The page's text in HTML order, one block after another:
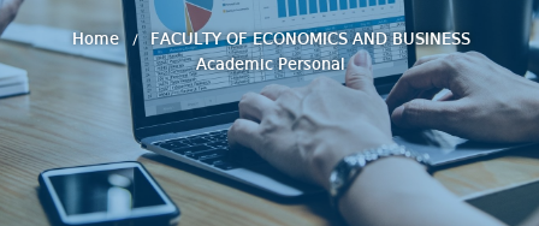
Home
FACULTY OF ECONOMICS AND BUSINESS
Academic Personal